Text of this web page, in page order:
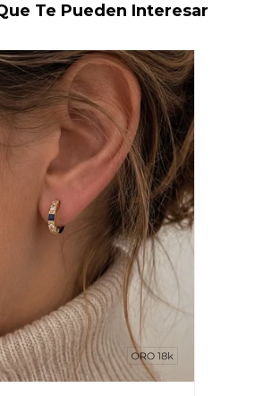
Te Pueden Interesar